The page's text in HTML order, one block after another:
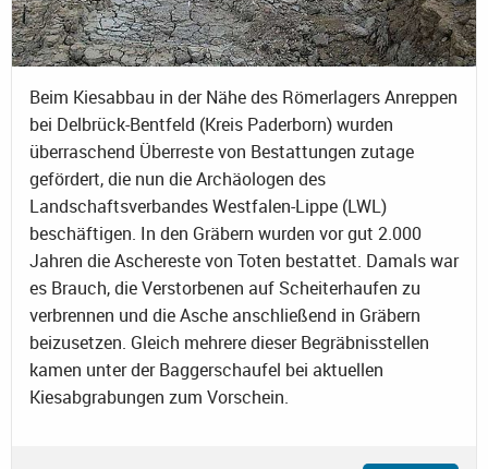
Beim Kiesabbau in der Nähe des Römerlagers Anreppen
bei Delbrück-Bentfeld (Kreis Paderborn) wurden
überraschend Überreste von Bestattungen zutage
gefördert, die nun die Archäologen des
Landschaftsverbandes Westfalen-Lippe (LWL)
beschäftigen. In den Gräbern wurden vor gut 2.000
Jahren die Aschereste von Toten bestattet. Damals war
es Brauch, die Verstorbenen auf Scheiterhaufen zu
verbrennen und die Asche anschließend in Gräbern
beizusetzen. Gleich mehrere dieser Begräbnisstellen
kamen unter der Baggerschaufel bei aktuellen
Kiesabgrabungen zum Vorschein.